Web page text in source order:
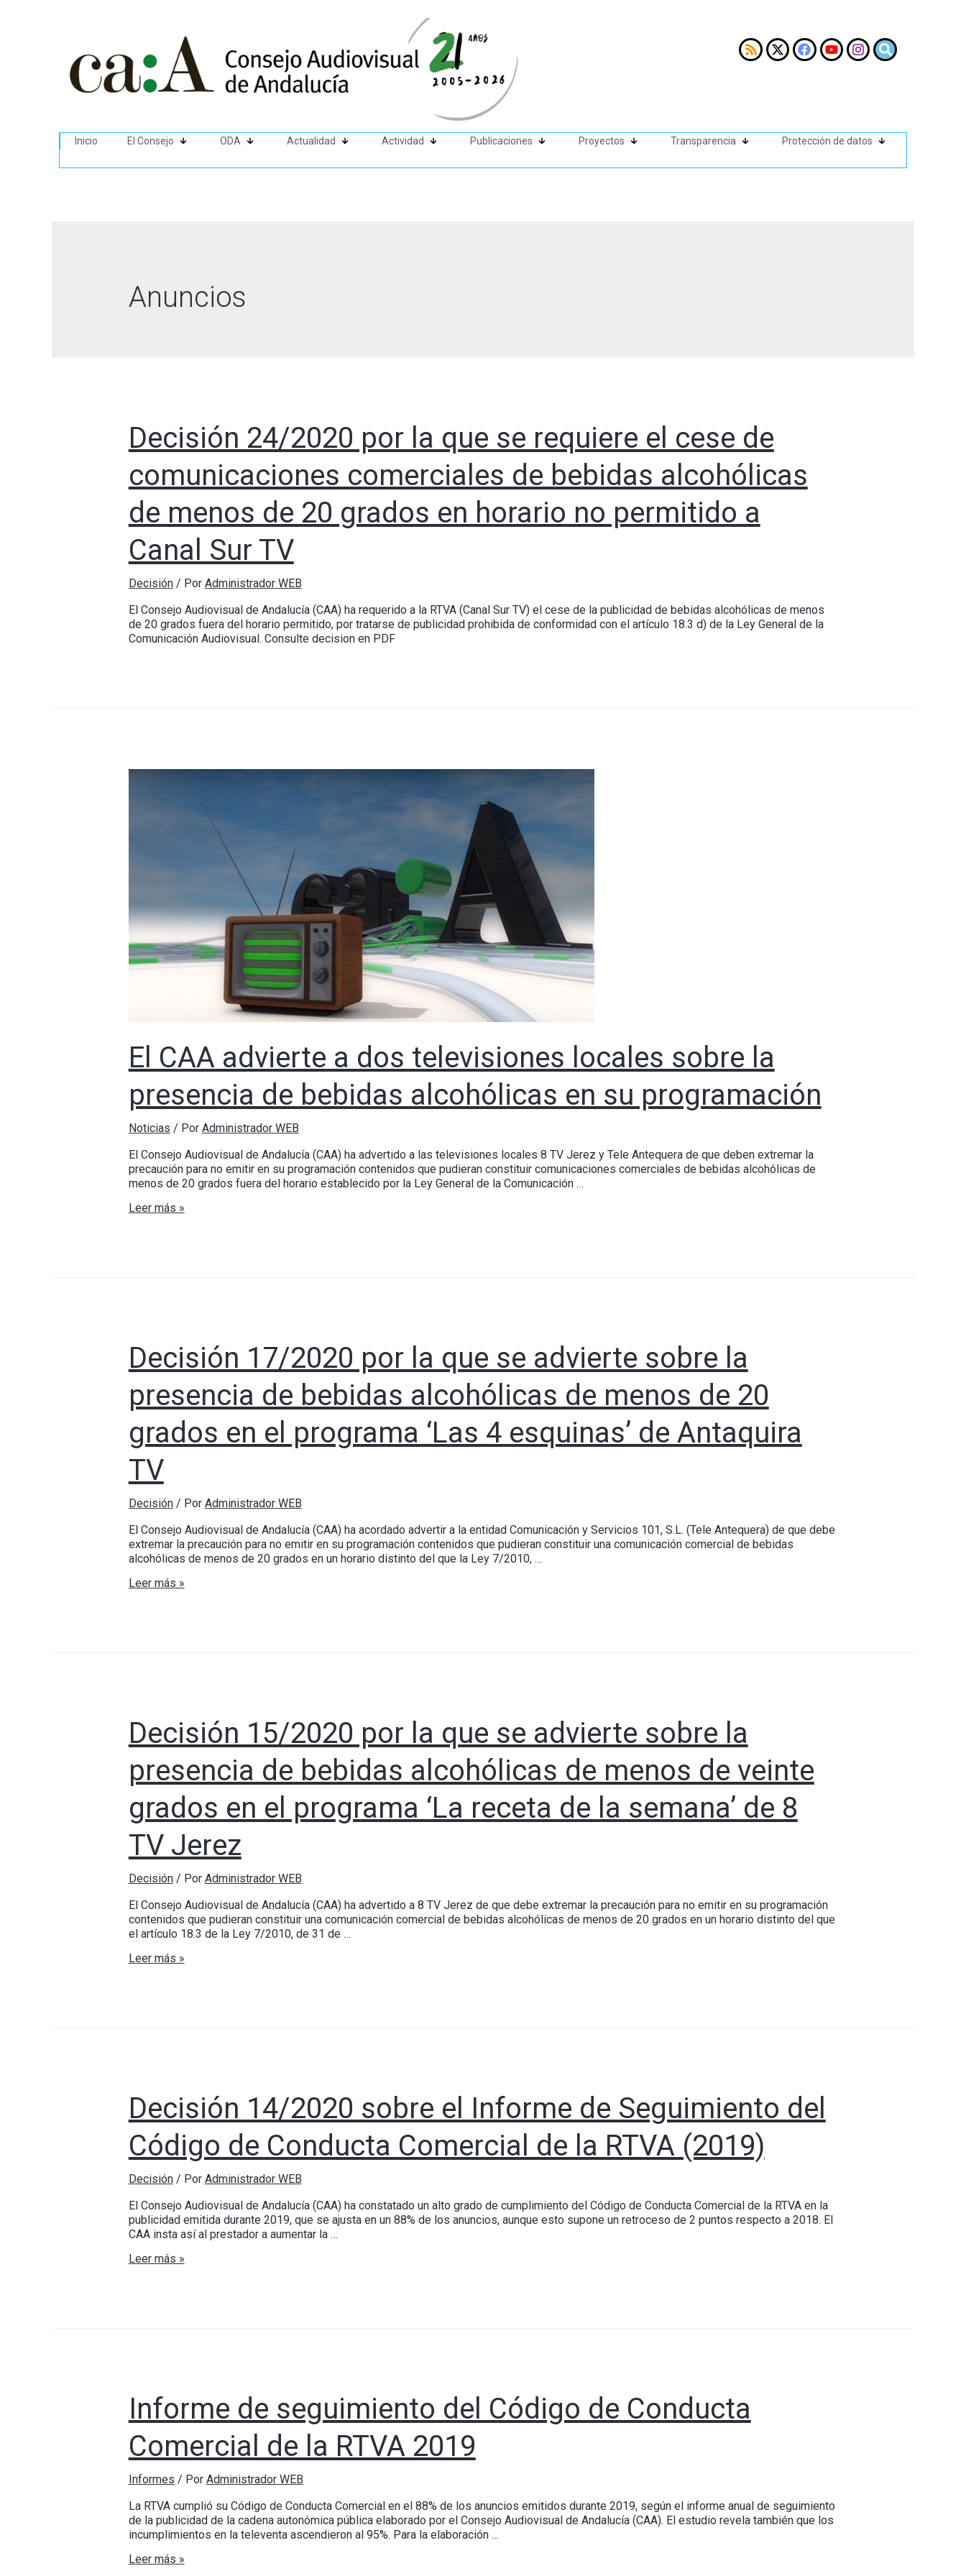
Inicio El Consejo ODA Actualidad Actividad Publicaciones Proyectos Transparencia Protección de datos
Anuncios
Decisión 24/2020 por la que se requiere el cese de
comunicaciones comerciales de bebidas alcohólicas
de menos de 20 grados en horario no permitido a
Canal Sur TV
Decisión/ Por Administrador WEB
El Consejo Audiovisual de Andalucía (CAA) ha requerido a la RTVA (Canal Sur TV) el cese de la publicidad de bebidas alcohólicas de menos
de 20 grados fuera del horario permitido, por tratarse de publicidad prohibida de conformidad con el artículo 18.3 d) de la Ley General de la
Comunicación Audiovisual. Consulte decision en PDF
El CAA advierte a dos televisiones locales sobre la
presencia de bebidas alcohólicas en su programación
Noticias / Por Administrador WEB
El Consejo Audiovisual de Andalucía (CAA) ha advertido a las televisiones locales 8 TV Jerez y Tele Antequera de que deben extremar la
precaución para no emitir en su programación contenidos que pudieran constituir comunicaciones comerciales de bebidas alcohólicas de
menos de 20 grados fuera del horario establecido por la Ley General de la Comunicación …
Leer más »
Decisión 17/2020 por la que se advierte sobre la
presencia de bebidas alcohólicas de menos de 20
grados en el programa ‘Las 4 esquinas’ de Antaquira
TV
Decisión/ Por Administrador WEB
El Consejo Audiovisual de Andalucía (CAA) ha acordado advertir a la entidad Comunicación y Servicios 101, S.L. (Tele Antequera) de que debe
extremar la precaución para no emitir en su programación contenidos que pudieran constituir una comunicación comercial de bebidas
alcohólicas de menos de 20 grados en un horario distinto del que la Ley 7/2010, …
Leer más »
Decisión 15/2020 por la que se advierte sobre la
presencia de bebidas alcohólicas de menos de veinte
grados en el programa ‘La receta de la semana’ de 8
TV Jerez
Decisión/ Por Administrador WEB
El Consejo Audiovisual de Andalucía (CAA) ha advertido a 8 TV Jerez de que debe extremar la precaución para no emitir en su programación
contenidos que pudieran constituir una comunicación comercial de bebidas alcohólicas de menos de 20 grados en un horario distinto del que
el artículo 18.3 de la Ley 7/2010, de 31 de …
Leer más »
Decisión 14/2020 sobre el Informe de Seguimiento del
Código de Conducta Comercial de la RTVA (2019)
Decisión/ Por Administrador WEB
El Consejo Audiovisual de Andalucía (CAA) ha constatado un alto grado de cumplimiento del Código de Conducta Comercial de la RTVA en la
publicidad emitida durante 2019, que se ajusta en un 88% de los anuncios, aunque esto supone un retroceso de 2 puntos respecto a 2018. El
CAA insta así al prestador a aumentar la …
Leer más »
Informe de seguimiento del Código de Conducta
Comercial de la RTVA 2019
Informes / Por Administrador WEB
La RTVA cumplió su Código de Conducta Comercial en el 88% de los anuncios emitidos durante 2019, según el informe anual de seguimiento
de la publicidad de la cadena autonómica pública elaborado por el Consejo Audiovisual de Andalucía (CAA). El estudio revela también que los
incumplimientos en la televenta ascendieron al 95%. Para la elaboración …
Leer más »